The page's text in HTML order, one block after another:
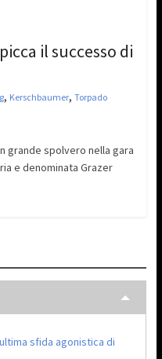
il successo di
, Kerschbaumer, Torpado
grande spolvero nella gara
e denominata Grazer
sfida agonistica di